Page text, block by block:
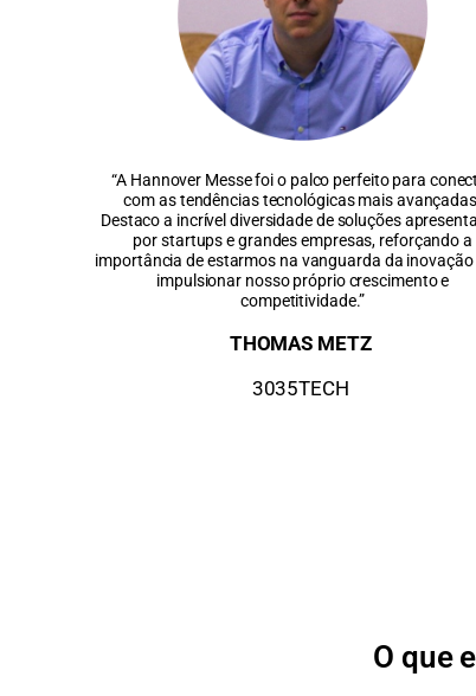
“A Hannover Messe foi o palco perfeito para
com as tendências tecnológicas mais
Destaco a incrível diversidade de soluções
por startups e grandes empresas, reforçando a
importância de estarmos na vanguarda da inovação
impulsionar nosso próprio crescimento e
competitividade.”
THOMAS METZ
3035TECH
O que